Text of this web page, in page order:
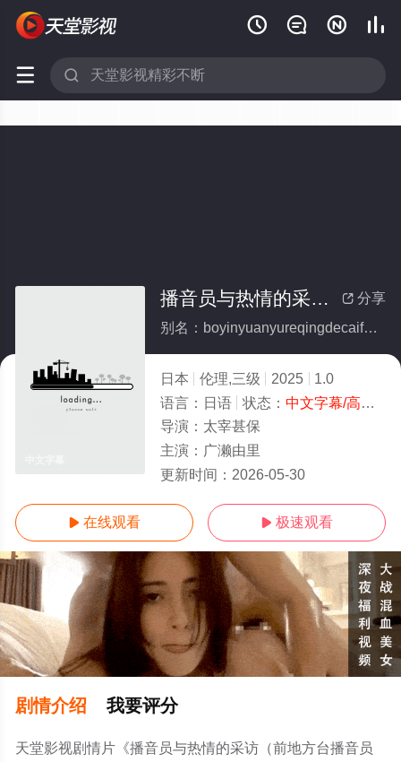
   
 
 分享
播音员与热情的采访（前地方台播音员突然转会：NTR温泉外景）
别名：boyinyuanyureqingdecaifangqiandifangtaiboyinyuanturanzhuanhuiNTRwenquanwaijing
日本 伦理,三级 2025
1.0
语言： 日语 状态： 中文字幕/高清
导演： 太宰甚保
主演： 广濑由里
更新时间： 2026-05-30
 在线观看  极速观看
剧情介绍 我要评分
天堂影视剧情片《播音员与热情的采访（前地方台播音员